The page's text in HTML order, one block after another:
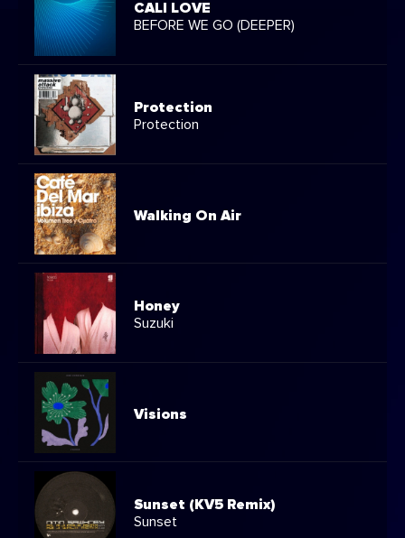
CALI LOVE
BEFORE WE GO (DEEPER)
Protection
Protection
Walking On Air
Honey
Suzuki
Visions
Sunset (KV5 Remix)
Sunset